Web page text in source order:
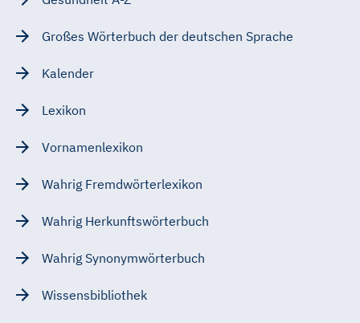
Großes Wörterbuch der deutschen Sprache
Kalender
Lexikon
Vornamenlexikon
Wahrig Fremdwörterlexikon
Wahrig Herkunftswörterbuch
Wahrig Synonymwörterbuch
Wissensbibliothek